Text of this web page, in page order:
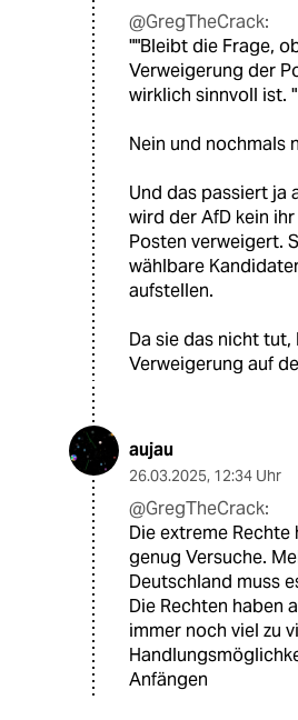
@GregTheCrack:
""Bleibt die Frage,
Verweigerung der
wirklich sinnvoll ist. "
Nein und nochmals
Und das passiert ja
wird der AfD kein
Posten verweigert.
wählbare
aufstellen.
Da sie das nicht
Verweigerung auf
aujau
26.03.2025, 12:34 Uhr
@GregTheCrack:
Die extreme
genug Versuche.
Deutschland muss
Die Rechten haben
immer noch viel zu
Anfängen